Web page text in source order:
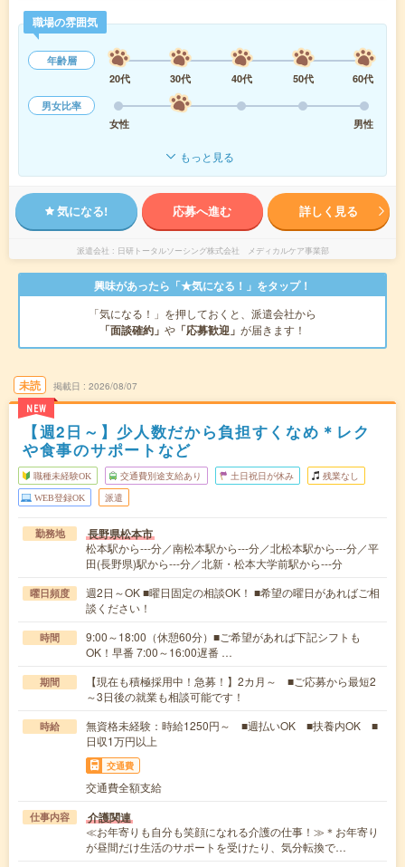
職場の雰囲気
年齢層
20代
30代 40代 50代
60代
男女比率
女性
男性
もっと見る
気になる! 応募へ進む 詳しく見る
派遣会社 日研トータルソーシング株式会社 メディカルケア事業部
興味があったら「★気になる！」をタップ！
「気になる！」を押しておくと、派遣会社から
「面談確約」 や 「応募歓迎」 が届きます！
未読
NEW
掲載日 2026/08/07
【週2日～】少人数だから負担すくなめ＊レク
や食事のサポートなど
職種未経験OK 交通費別途支給あり 土日祝日が休み 残業なし
WEB登録OK 派遣
勤務地 長野県松本市
松本駅から---分／南松本駅から---分／北松本駅から---分／平
田(長野県)駅から---分／北新・松本大学前駅から---分
曜日頻度
週2日～OK ■曜日固定の相談OK！ ■希望の曜日があればご相
談ください！
時間
9:00～18:00（休憩60分）■ご希望があれば下記シフトも
OK！早番 7:00～16:00遅番 …
期間
【現在も積極採用中！急募！】2カ月～ ■ご応募から最短2
～3日後の就業も相談可能です！
時給
無資格未経験：時給1250円～ ■週払いOK ■扶養内OK ■
日収1万円以上
交通費
交通費全額支給
仕事内容 介護関連
≪お年寄りも自分も笑顔になれる介護の仕事！≫＊お年寄り
が昼間だけ生活のサポートを受けたり、気分転換で…